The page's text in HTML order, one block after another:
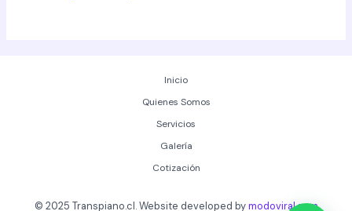
Inicio
Quienes Somos
Servicios
Galería
Cotización
© 2025 Transpiano.cl. Website developed bymodoviral.com